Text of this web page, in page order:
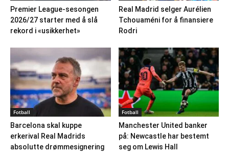
Premier League-sesongen
2026/27 starter med å slå
rekord i «usikkerhet»
Real Madrid selger Aurélien
Tchouaméni for å finansiere
Rodri
Fotball
Barcelona skal kuppe
erkerival Real Madrids
absolutte drømmesignering
Fotball
Manchester United banker
på: Newcastle har bestemt
seg om Lewis Hall